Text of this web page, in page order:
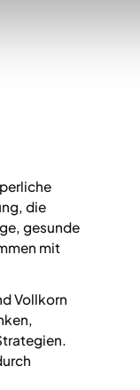
die
gesunde
mit
Vollkorn